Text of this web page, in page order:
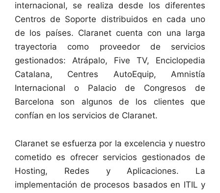
internacional, se realiza desde los diferentes
Centros de Soporte distribuidos en cada uno
de los países. Claranet cuenta con una larga
trayectoria como proveedor de servicios
gestionados: Atrápalo, Five TV, Enciclopedia
Catalana, Centres AutoEquip, Amnistía
Internacional o Palacio de Congresos de
Barcelona son algunos de los clientes que
confían en los servicios de Claranet.
Claranet se esfuerza por la excelencia y nuestro
cometido es ofrecer servicios gestionados de
Hosting, Redes y Aplicaciones. La
implementación de procesos basados en ITIL y